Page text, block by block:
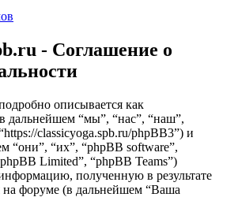
- Соглашение о
описывается как
дальнейшем “мы”, “нас”, “наш”,
classicyoga.spb.ru/phpBB3”) и
“они”, “их”, “phpBB software”,
Limited”, “phpBB Teams”)
полученную в результате
форуме (в дальнейшем “Ваша